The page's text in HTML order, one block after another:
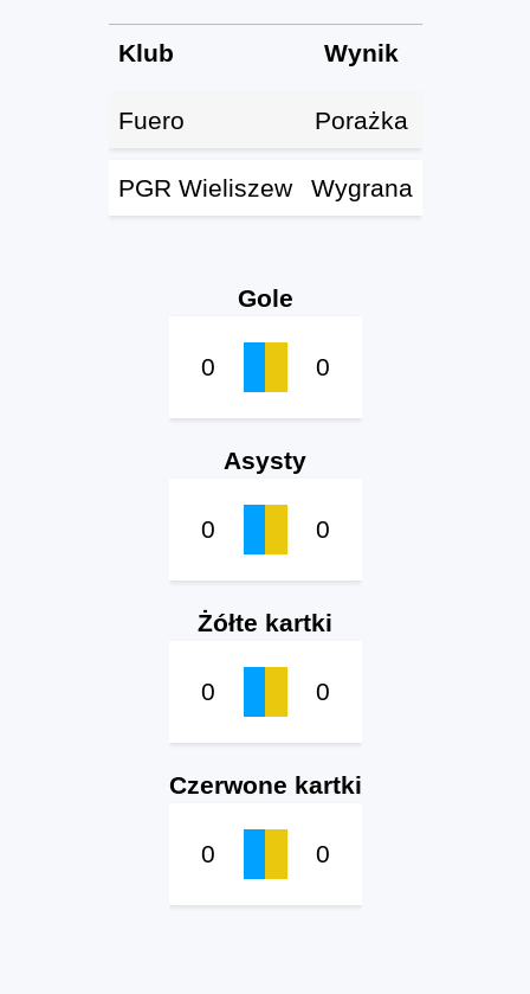
Klub Wynik
Fuero Porażka
PGR Wieliszew Wygrana
Gole
0 0
Asysty
0 0
Żółte kartki
0 0
Czerwone kartki
0 0